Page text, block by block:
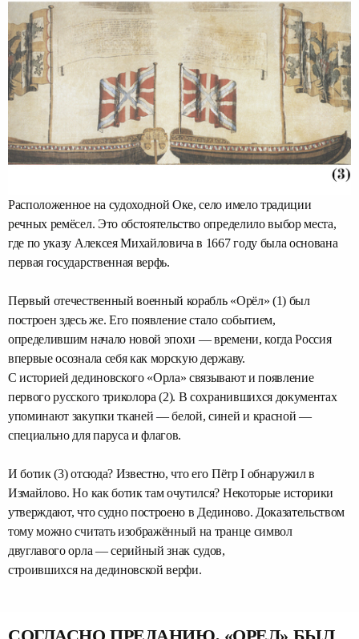
Расположенное на судоходной Оке, село имело традиции
речных ремёсел. Это обстоятельство определило выбор места,
где по указу Алексея Михайловича в 1667 году была основана
первая государственная верфь.
Первый отечественный военный корабль «Орёл» (1) был
построен здесь же. Его появление стало событием,
определившим начало новой эпохи — времени, когда Россия
впервые осознала себя как морскую державу.
С историей дединовского «Орла» связывают и появление
первого русского триколора (2). В сохранившихся документах
упоминают закупки тканей — белой, синей и красной —
специально для паруса и флагов.
И ботик (3) отсюда? Известно, что его Пётр I обнаружил в
Измайлово. Но как ботик там очутился? Некоторые историки
утверждают, что судно построено в Дединово. Доказательством
тому можно считать изображённый на транце символ
двуглавого орла — серийный знак судов,
строившихся на дединовской верфи.